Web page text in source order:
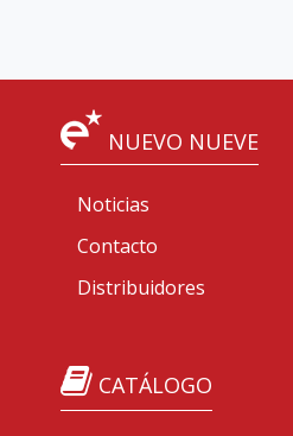
NUEVO NUEVE
Noticias
Contacto
Distribuidores
CATÁLOGO